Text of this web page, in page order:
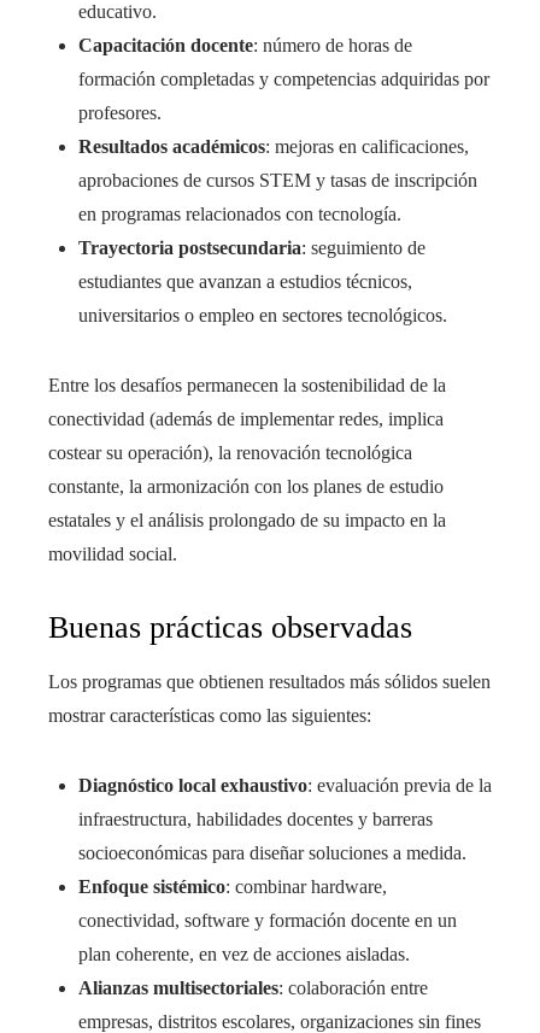
educativo.
Capacitación docente: número de horas de
formación completadas y competencias adquiridas por
profesores.
Resultados académicos: mejoras en calificaciones,
aprobaciones de cursos STEM y tasas de inscripción
en programas relacionados con tecnología.
Trayectoria postsecundaria: seguimiento de
estudiantes que avanzan a estudios técnicos,
universitarios o empleo en sectores tecnológicos.
Entre los desafíos permanecen la sostenibilidad de la
conectividad (además de implementar redes, implica
costear su operación), la renovación tecnológica
constante, la armonización con los planes de estudio
estatales y el análisis prolongado de su impacto en la
movilidad social.
Buenas prácticas observadas
Los programas que obtienen resultados más sólidos suelen
mostrar características como las siguientes:
Diagnóstico local exhaustivo: evaluación previa de la
infraestructura, habilidades docentes y barreras
socioeconómicas para diseñar soluciones a medida.
Enfoque sistémico: combinar hardware,
conectividad, software y formación docente en un
plan coherente, en vez de acciones aisladas.
Alianzas multisectoriales: colaboración entre
empresas, distritos escolares, organizaciones sin fines